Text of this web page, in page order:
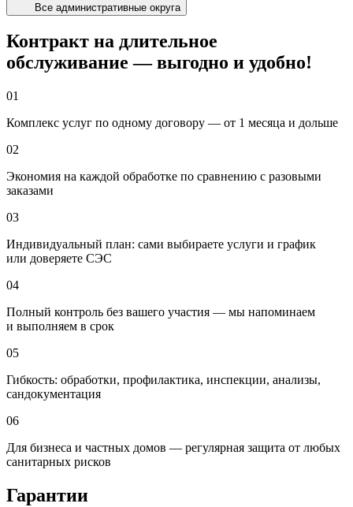
Все административные округа
Контракт на длительное
обслуживание — выгодно и удобно!
01
Комплекс услуг по одному договору — от 1 месяца и дольше
02
Экономия на каждой обработке по сравнению с разовыми
заказами
03
Индивидуальный план: сами выбираете услуги и график
или доверяете СЭС
04
Полный контроль без вашего участия — мы напоминаем
и выполняем в срок
05
Гибкость: обработки, профилактика, инспекции, анализы,
сандокументация
06
Для бизнеса и частных домов — регулярная защита от любых
санитарных рисков
Гарантии